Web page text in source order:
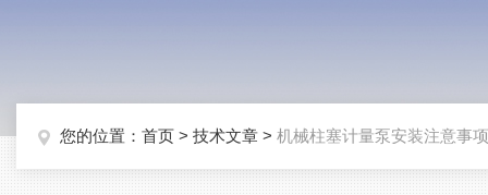
您的位置： 首页 > 技术文章 > 机械柱塞计量泵安装注意事项